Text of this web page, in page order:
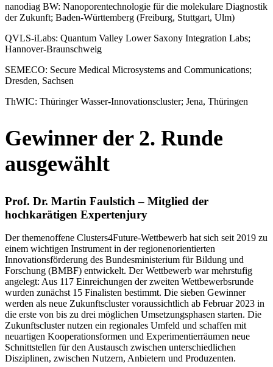
nanodiag BW: Nanoporentechnologie für die molekulare Diagnostik
der Zukunft; Baden-Württemberg (Freiburg, Stuttgart, Ulm)
QVLS-iLabs: Quantum Valley Lower Saxony Integration Labs;
Hannover-Braunschweig
SEMECO: Secure Medical Microsystems and Communications;
Dresden, Sachsen
ThWIC: Thüringer Wasser-Innovationscluster; Jena, Thüringen
Gewinner der 2. Runde
ausgewählt
Prof. Dr. Martin Faulstich – Mitglied der
hochkarätigen Expertenjury
Der themenoffene Clusters4Future-Wettbewerb hat sich seit 2019 zu
einem wichtigen Instrument in der regionenorientierten
Innovationsförderung des Bundesministerium für Bildung und
Forschung (BMBF) entwickelt. Der Wettbewerb war mehrstufig
angelegt: Aus 117 Einreichungen der zweiten Wettbewerbsrunde
wurden zunächst 15 Finalisten bestimmt. Die sieben Gewinner
werden als neue Zukunftscluster voraussichtlich ab Februar 2023 in
die erste von bis zu drei möglichen Umsetzungsphasen starten. Die
Zukunftscluster nutzen ein regionales Umfeld und schaffen mit
neuartigen Kooperationsformen und Experimentierräumen neue
Schnittstellen für den Austausch zwischen unterschiedlichen
Disziplinen, zwischen Nutzern, Anbietern und Produzenten.